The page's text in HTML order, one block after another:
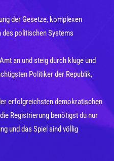
der Gesetze, komplexen
des politischen Systems
an und steig durch kluge und
Politiker der Republik,
erfolgreichsten demokratischen
Registrierung benötigst du nur
und das Spiel sind völlig